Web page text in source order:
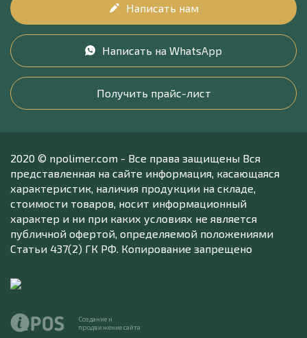
Написать нам
Написать на WhatsApp
Получить прайс-лист
2020 © npolimer.com - Все права защищены Вся
представленная на сайте информация, касающаяся
характеристик, наличия продукции на складе,
стоимости товаров, носит информационный
характер и ни при каких условиях не является
публичной офертой, определяемой положениями
Статьи 437(2) ГК РФ. Копирование запрещено
Создание и
продвижение сайта